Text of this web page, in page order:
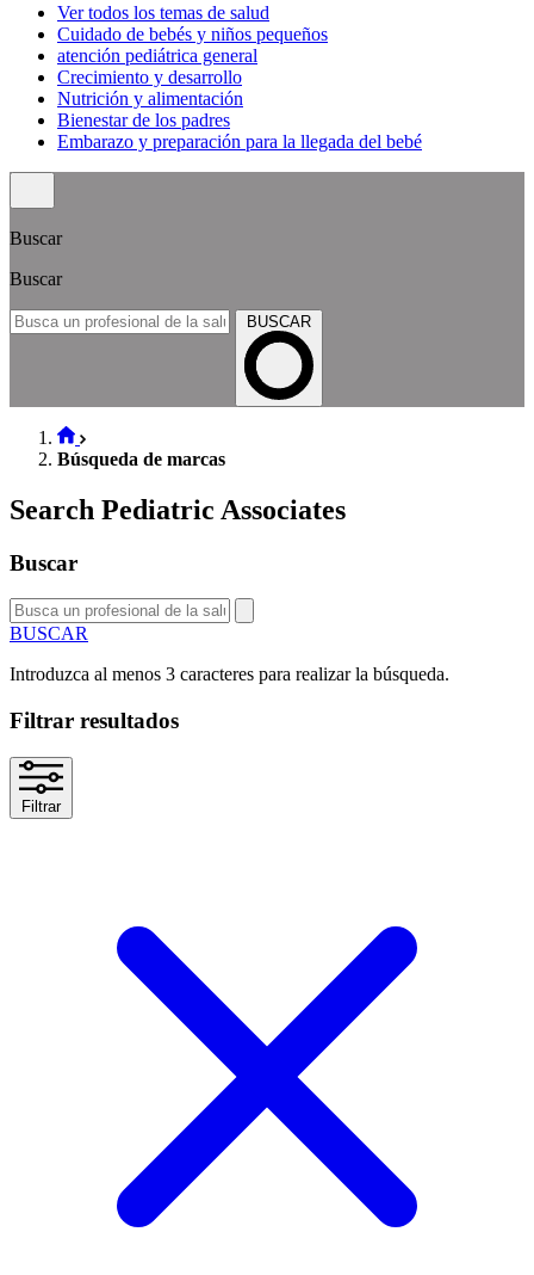
Ver todos los temas de salud
Cuidado de bebés y niños pequeños
atención pediátrica general
Crecimiento y desarrollo
Nutrición y alimentación
Bienestar de los padres
Embarazo y preparación para la llegada del bebé
Buscar
Buscar
BUSCAR
Búsqueda de marcas
Search Pediatric Associates
Buscar
BUSCAR
Introduzca al menos 3 caracteres para realizar la búsqueda.
Filtrar resultados
Filtrar